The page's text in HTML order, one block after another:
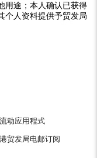
用途；本人确认已获得
个人资料提供予贸发局
动应用程式
贸发局电邮订阅